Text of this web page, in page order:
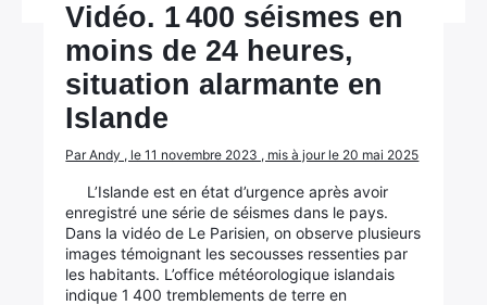
Vidéo. 1 400 séismes en
moins de 24 heures,
situation alarmante en
Islande
Par Andy , le 11 novembre 2023 , mis à jour le 20 mai 2025
L’Islande est en état d’urgence après avoir
enregistré une série de séismes dans le pays.
Dans la vidéo de Le Parisien, on observe plusieurs
images témoignant les secousses ressenties par
les habitants. L’office météorologique islandais
indique 1 400 tremblements de terre en